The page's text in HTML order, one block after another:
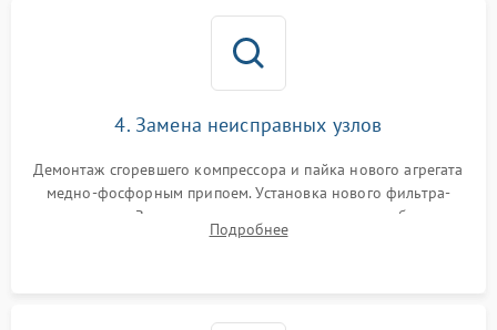
4. Замена неисправных узлов
Демонтаж сгоревшего компрессора и пайка нового агрегата
медно-фосфорным припоем. Установка нового фильтра-
осушителя. Замена изношенных вентиляторов обдува,
сломанных заслонок или поврежденных дверных петель.
Подробнее